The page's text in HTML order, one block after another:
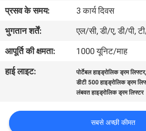
गुणवत्ता
नियंत्रण
संपर्क
करें
समाचार
प्रसव के समय:
3 कार्य दिवस
भुगतान शर्तें:
एल/सी, डी/ए, डी/पी,
आपूर्ति की क्षमता:
1000 यूनिट/माह
हाई लाइट:
पोर्टेबल हाइड्रोलिक ड्रम लिफ्टर,
डीटी 500 हाइड्रोलिक ड्रम
लंबवत हाइड्रोलिक ड्रम लिफ्टर
सबसे अच्छी कीमत